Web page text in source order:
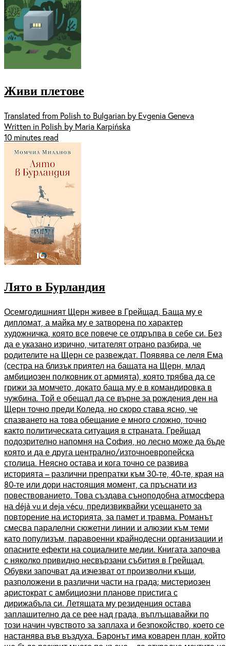
Живи плетове
Translated from Polish to Bulgarian by Evgenia Geneva
Written in Polish by Maria Karpińska
10 minutes read
Лято в Бурландия
Осемгодишният Щерн живее в Грейщад. Баща му е
дипломат, а майка му е затворена по характер
художничка, която все повече се отдръпва в себе си. Без
да е указано изрично, читателят отрано разбира, че
родителите на Щерн се развеждат. Появява се леля Ема
(сестра на близък приятел на бащата на Щерн, млад
амбициозен полковник от армията), която трябва да се
грижи за момчето, докато баща му е в командировка в
чужбина. Той е обещал да се върне за рождения ден на
Щерн точно преди Коледа, но скоро става ясно, че
спазването на това обещание е много сложно, точно
както политическата ситуация в страната. Грейщад
подозрително напомня на София, но лесно може да бъде
която и да е друга централно/източноевропейска
столица. Неясно остава и кога точно се развива
историята – различни препратки към 30-те, 40-те, края на
80-те или дори настоящия момент, са пръснати из
повествованието. Това създава съноподобна атмосфера
на déjà vu и deja vécu, предизвиквайки усещането за
повторение на историята, за памет и травма. Романът
смесва паралелни сюжетни линии и алюзии към теми
като популизъм, паравоенни крайнодесни организации и
опасните ефекти на социалните медии. Книгата започва
с няколко привидно несвързани събития в Грейщад.
Обувки започват да изчезват от произволни къщи,
разположени в различни части на града; мистериозен
аристократ с амбициозни планове пристига с
дирижабъла си. Летящата му резиденция остава
заплашително да се рее над града, въплъщавайки по
този начин чувството за заплаха и безпокойство, което се
настанява във въздуха. Баронът има коварен план, който